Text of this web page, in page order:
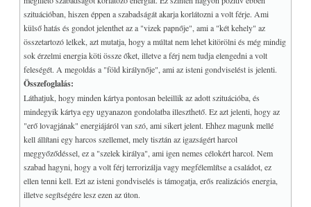
szituációban, hiszen éppen a szabadságát akarja korlátozni a volt férje. Ami
külső hatás és gondot jelenthet az a "vizek papnője", ami a "két kehely" az
összetartozó lelkek, azt mutatja, hogy a múltat nem lehet kitörölni és még mindig
sok érzelmi energia köti össze őket, illetve a férj nem tudja elengedni a volt
feleségét. A megoldás a "föld királynője", ami az isteni gondviselést is jelenti.
Összefoglalás:
Láthatjuk, hogy minden kártya pontosan beleillik az adott szituációba, és
mindegyik kártya egy ugyanazon gondolatba illeszthető. Ez azt jelenti, hogy az
"erő lovagjának" energiájáról van szó, ami sikert jelent. Ehhez magunk mellé
kell állítani egy harcos szellemet, mely tisztán az igazságért harcol
meggyőződéssel, ez a "szelek királya", ami igen nemes célokért harcol. Nem
szabad hagyni, hogy a volt férj terrorizálja vagy megfélemlítse a családot, ez
ellen tenni kell. Ezt az isteni gondviselés is támogatja, erős realizációs energia,
illetve segítségére lesz ezen az úton.